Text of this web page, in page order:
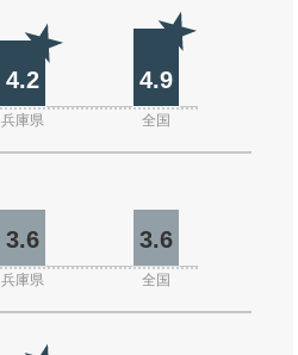
4.2 4.9
兵庫県 全国
3.6 3.6
兵庫県 全国